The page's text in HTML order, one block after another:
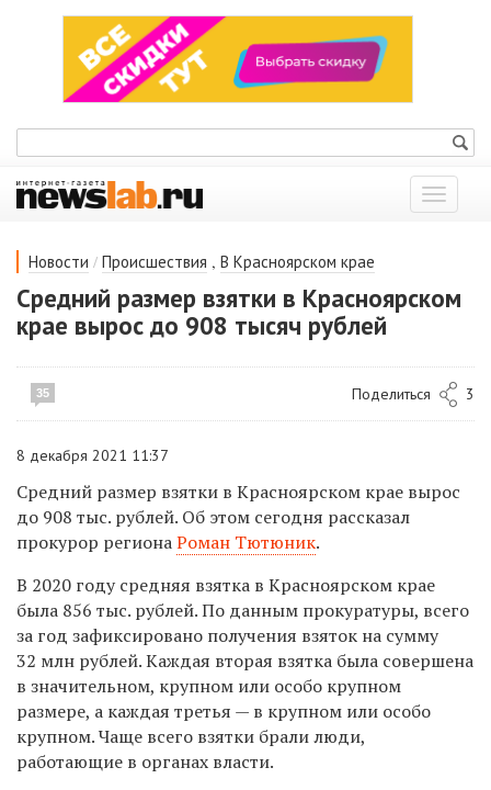
Показать
меню
Новости / Происшествия , В Красноярском крае
Средний размер взятки в Красноярском
крае вырос до 908 тысяч рублей
35 Поделиться 3
8 декабря 2021 11:37
Средний размер взятки в Красноярском крае вырос
до 908 тыс. рублей. Об этом сегодня рассказал
прокурор регионаРоман Тютюник.
В 2020 году средняя взятка в Красноярском крае
была 856 тыс. рублей. По данным прокуратуры, всего
за год зафиксировано получения взяток на сумму
32 млн рублей. Каждая вторая взятка была совершена
в значительном, крупном или особо крупном
размере, а каждая третья — в крупном или особо
крупном. Чаще всего взятки брали люди,
работающие в органах власти.